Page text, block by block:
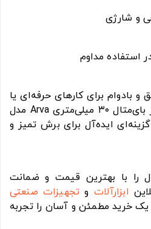
و شارژی
استفاده مداوم
و با‌دوام برای کارهای حرفه‌ای یا
نیمه‌حرفه‌ای هستید، گردبر بای‌متال ۳۰ میلی‌متری Arva مدل
گزینه‌ای ایده‌آل برای برش تمیز و
را با بهترین قیمت و ضمانت
ابزارآلات وتجهیزات صنعتی
خرید مطمئن و آسان را تجربه